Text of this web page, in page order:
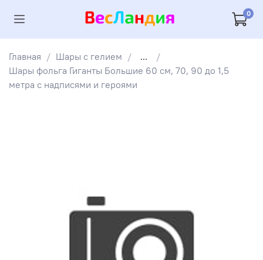
0
Главная Шары с гелием
...
Шары фольга Гиганты Большие 60 см, 70, 90 до 1,5
метра с надписями и героями